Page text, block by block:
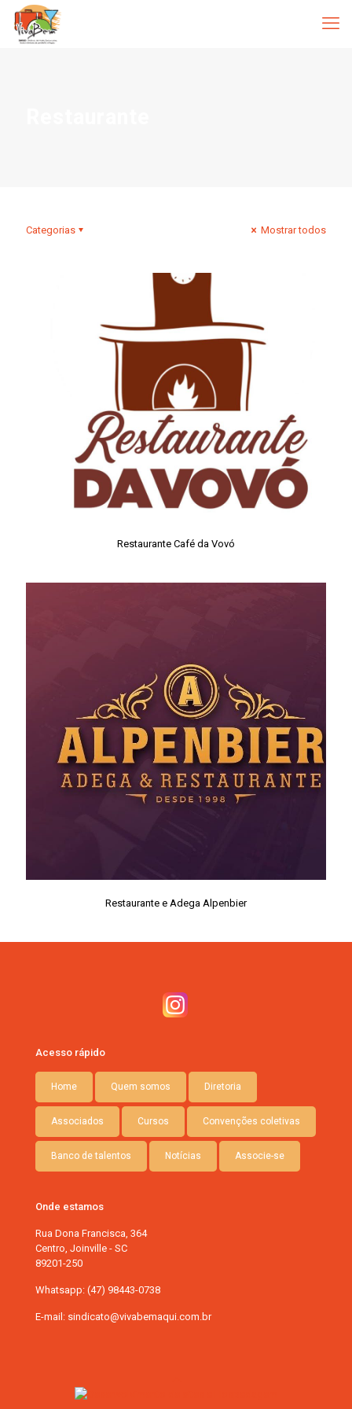
Categorias Mostrar todos
Restaurante Café da Vovó
Restaurante e Adega Alpenbier
Acesso rápido
Home Quem somos Diretoria
Associados Cursos Convenções coletivas
Banco de talentos Notícias Associe-se
Onde estamos
Rua Dona Francisca, 364
Centro, Joinville - SC
89201-250
Whatsapp: (47) 98443-0738
E-mail: sindicato@vivabemaqui.com.br